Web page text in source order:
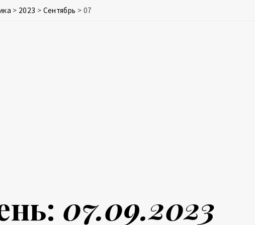
> 2023 > Сентябрь > 07
07.09.2023